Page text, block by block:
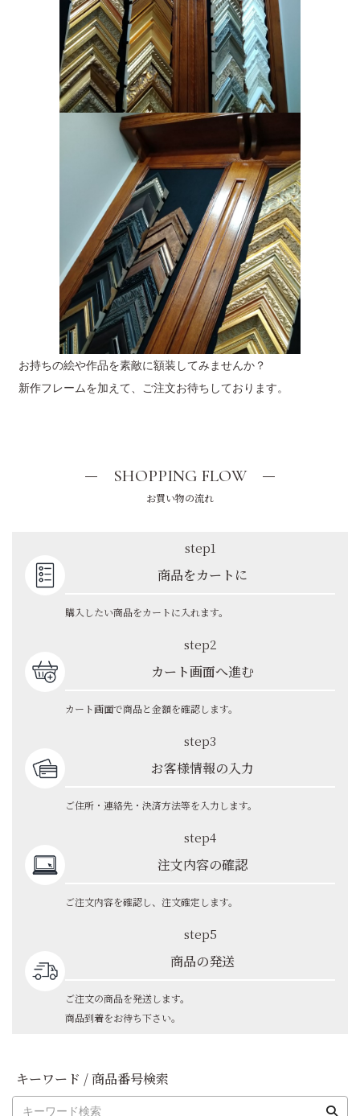
お持ちの絵や作品を素敵に額装してみませんか？
新作フレームを加えて、ご注文お待ちしております。
SHOPPING FLOW
お買い物の流れ
step1
商品をカートに
購入したい商品をカートに入れます。
step2
カート画面へ進む
カート画面で商品と金額を確認します。
step3
お客様情報の入力
ご住所・連絡先・決済方法等を入力します。
step4
注文内容の確認
ご注文内容を確認し、注文確定します。
step5
商品の発送
ご注文の商品を発送します。
商品到着をお待ち下さい。
キーワード / 商品番号検索